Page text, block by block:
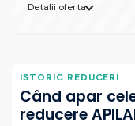
Detalii oferta
ISTORIC REDUCERI
Când apar
reducere